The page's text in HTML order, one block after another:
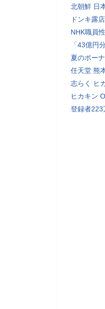
北朝鮮 日
ドンキ露
NHK職員
「43億円
夏のボー
任天堂 熊
志らく ヒ
ヒカキン
登録者223